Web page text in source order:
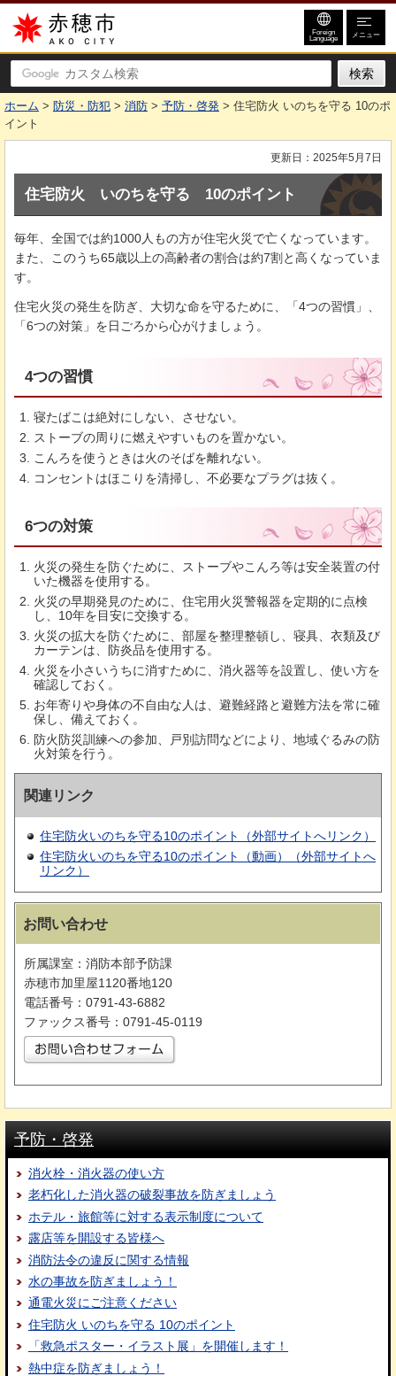
赤穂市
Foreign
Language メニュー
ホーム > 防災・防犯 > 消防 > 予防・啓発 > 住宅防火 いのちを守る 10のポ
イント
更新日：2025年5月7日
住宅防火 いのちを守る 10のポイント
毎年、全国では約1000人もの方が住宅火災で亡くなっています。
また、このうち65歳以上の高齢者の割合は約7割と高くなっていま
す。
住宅火災の発生を防ぎ、大切な命を守るために、「4つの習慣」、
「6つの対策」を日ごろから心がけましょう。
4つの習慣
寝たばこは絶対にしない、させない。
ストーブの周りに燃えやすいものを置かない。
こんろを使うときは火のそばを離れない。
コンセントはほこりを清掃し、不必要なプラグは抜く。
6つの対策
火災の発生を防ぐために、ストーブやこんろ等は安全装置の付
いた機器を使用する。
火災の早期発見のために、住宅用火災警報器を定期的に点検
し、10年を目安に交換する。
火災の拡大を防ぐために、部屋を整理整頓し、寝具、衣類及び
カーテンは、防炎品を使用する。
火災を小さいうちに消すために、消火器等を設置し、使い方を
確認しておく。
お年寄りや身体の不自由な人は、避難経路と避難方法を常に確
保し、備えておく。
防火防災訓練への参加、戸別訪問などにより、地域ぐるみの防
火対策を行う。
関連リンク
住宅防火いのちを守る10のポイント（外部サイトへリンク）
住宅防火いのちを守る10のポイント（動画）（外部サイトへ
リンク）
お問い合わせ
所属課室：消防本部予防課
赤穂市加里屋1120番地120
電話番号：0791-43-6882
ファックス番号：0791-45-0119
予防・啓発
消火栓・消火器の使い方
老朽化した消火器の破裂事故を防ぎましょう
ホテル・旅館等に対する表示制度について
露店等を開設する皆様へ
消防法令の違反に関する情報
水の事故を防ぎましょう！
通電火災にご注意ください
住宅防火 いのちを守る 10のポイント
「救急ポスター・イラスト展」を開催します！
熱中症を防ぎましょう！